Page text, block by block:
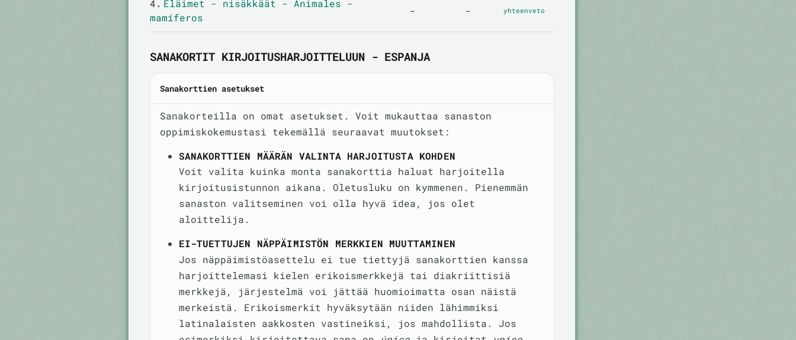
4. Eläimet - nisäkkäät - Animales -
mamíferos
- - yhteenveto
SANAKORTIT KIRJOITUSHARJOITTELUUN - ESPANJA
Sanakorttien asetukset
Sanakorteilla on omat asetukset. Voit mukauttaa sanaston
oppimiskokemustasi tekemällä seuraavat muutokset:
SANAKORTTIEN MÄÄRÄN VALINTA HARJOITUSTA KOHDEN
Voit valita kuinka monta sanakorttia haluat harjoitella
kirjoitusistunnon aikana. Oletusluku on kymmenen. Pienemmän
sanaston valitseminen voi olla hyvä idea, jos olet
aloittelija.
EI-TUETTUJEN NÄPPÄIMISTÖN MERKKIEN MUUTTAMINEN
Jos näppäimistöasettelu ei tue tiettyjä sanakorttien kanssa
harjoittelemasi kielen erikoismerkkejä tai diakriittisiä
merkkejä, järjestelmä voi jättää huomioimatta osan näistä
merkeistä. Erikoismerkit hyväksytään niiden lähimmiksi
latinalaisten aakkosten vastineiksi, jos mahdollista. Jos